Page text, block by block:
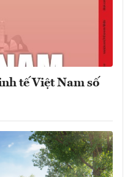
tế Việt Nam số